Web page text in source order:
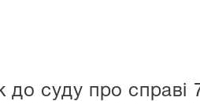
суду про справі